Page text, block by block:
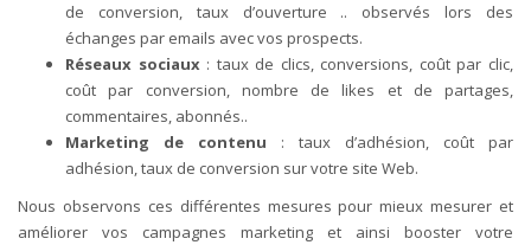
de conversion, taux d’ouverture .. observés lors des
échanges par emails avec vos prospects.
Réseaux sociaux: taux de clics, conversions, coût par clic,
coût par conversion, nombre de likes et de partages,
commentaires, abonnés..
Marketing de contenu : taux d’adhésion, coût par
adhésion, taux de conversion sur votre site Web.
Nous observons ces différentes mesures pour mieux mesurer et
améliorer vos campagnes marketing et ainsi booster votre